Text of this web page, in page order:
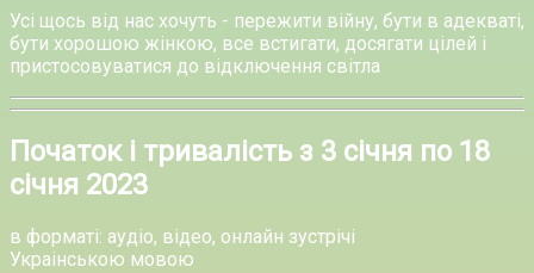
Усі щось від нас хочуть - пережити війну, бути в адекваті,
бути хорошою жінкою, все встигати, досягати цілей і
пристосовуватися до відключення світла
Початок і тривалість з 3 січня по 18
січня 2023
в форматі: аудіо, відео, онлайн зустрічі
Украінською мовою